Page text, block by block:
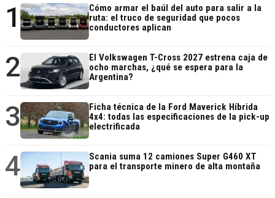
1
Cómo armar el baúl del auto para salir a la
ruta: el truco de seguridad que pocos
conductores aplican
2
El Volkswagen T-Cross 2027 estrena caja de
ocho marchas, ¿qué se espera para la
Argentina?
3
Ficha técnica de la Ford Maverick Híbrida
4x4: todas las especificaciones de la pick-up
electrificada
4
Scania suma 12 camiones Super G460 XT
para el transporte minero de alta montaña